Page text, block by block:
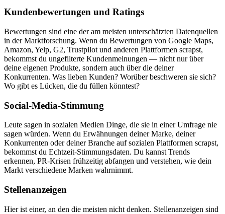
Kundenbewertungen und Ratings
Bewertungen sind eine der am meisten unterschätzten Datenquellen
in der Marktforschung. Wenn du Bewertungen von Google Maps,
Amazon, Yelp, G2, Trustpilot und anderen Plattformen scrapst,
bekommst du ungefilterte Kundenmeinungen — nicht nur über
deine eigenen Produkte, sondern auch über die deiner
Konkurrenten. Was lieben Kunden? Worüber beschweren sie sich?
Wo gibt es Lücken, die du füllen könntest?
Social-Media-Stimmung
Leute sagen in sozialen Medien Dinge, die sie in einer Umfrage nie
sagen würden. Wenn du Erwähnungen deiner Marke, deiner
Konkurrenten oder deiner Branche auf sozialen Plattformen scrapst,
bekommst du Echtzeit-Stimmungsdaten. Du kannst Trends
erkennen, PR-Krisen frühzeitig abfangen und verstehen, wie dein
Markt verschiedene Marken wahrnimmt.
Stellenanzeigen
Hier ist einer, an den die meisten nicht denken. Stellenanzeigen sind